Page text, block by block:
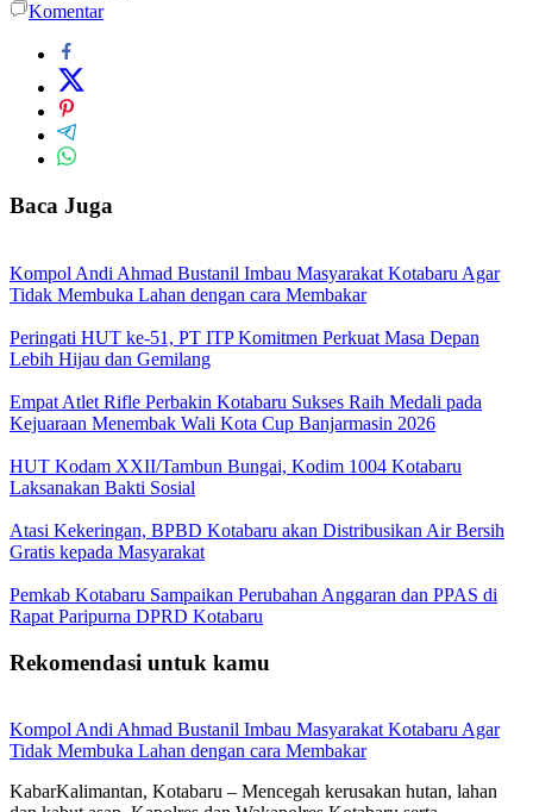
Komentar
Baca Juga
Kompol Andi Ahmad Bustanil Imbau Masyarakat Kotabaru Agar
Tidak Membuka Lahan dengan cara Membakar
Peringati HUT ke-51, PT ITP Komitmen Perkuat Masa Depan
Lebih Hijau dan Gemilang
Empat Atlet Rifle Perbakin Kotabaru Sukses Raih Medali pada
Kejuaraan Menembak Wali Kota Cup Banjarmasin 2026
HUT Kodam XXII/Tambun Bungai, Kodim 1004 Kotabaru
Laksanakan Bakti Sosial
Atasi Kekeringan, BPBD Kotabaru akan Distribusikan Air Bersih
Gratis kepada Masyarakat
Pemkab Kotabaru Sampaikan Perubahan Anggaran dan PPAS di
Rapat Paripurna DPRD Kotabaru
Rekomendasi untuk kamu
Kompol Andi Ahmad Bustanil Imbau Masyarakat Kotabaru Agar
Tidak Membuka Lahan dengan cara Membakar
KabarKalimantan, Kotabaru – Mencegah kerusakan hutan, lahan